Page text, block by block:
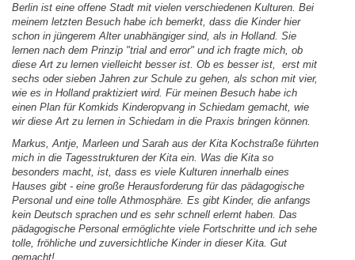
Berlin ist eine offene Stadt mit vielen verschiedenen Kulturen. Bei
meinem letzten Besuch habe ich bemerkt, dass die Kinder hier
schon in jüngerem Alter unabhängiger sind, als in Holland. Sie
lernen nach dem Prinzip "trial and error" und ich fragte mich, ob
diese Art zu lernen vielleicht besser ist. Ob es besser ist, erst mit
sechs oder sieben Jahren zur Schule zu gehen, als schon mit vier,
wie es in Holland praktiziert wird. Für meinen Besuch habe ich
einen Plan für Komkids Kinderopvang in Schiedam gemacht, wie
wir diese Art zu lernen in Schiedam in die Praxis bringen können.
Markus, Antje, Marleen und Sarah aus der Kita Kochstraße führten
mich in die Tagesstrukturen der Kita ein. Was die Kita so
besonders macht, ist, dass es viele Kulturen innerhalb eines
Hauses gibt - eine große Herausforderung für das pädagogische
Personal und eine tolle Athmosphäre. Es gibt Kinder, die anfangs
kein Deutsch sprachen und es sehr schnell erlernt haben. Das
pädagogische Personal ermöglichte viele Fortschritte und ich sehe
tolle, fröhliche und zuversichtliche Kinder in dieser Kita. Gut
gemacht!